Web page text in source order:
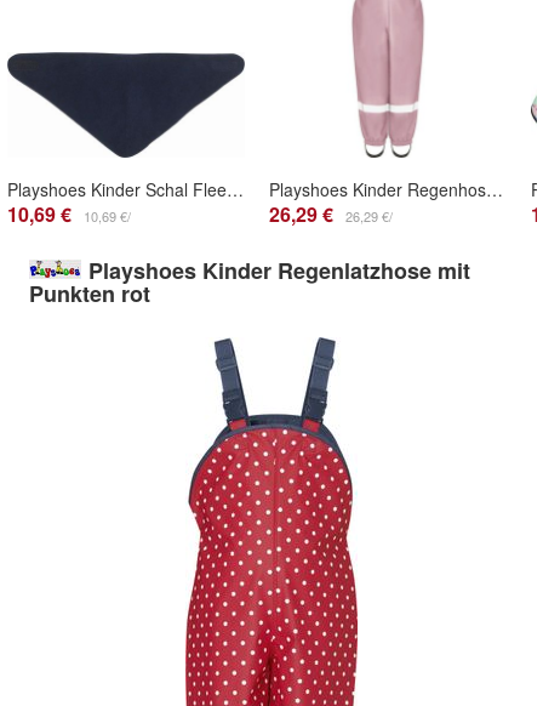
Playshoes Kinder Schal Fleece-Dreieckstuch
10,69 € 10,69 €/
Playshoes Kinder Regenhose Regenlatzhose uni
26,29 € 26,29 €/
Playshoes Kinder Regenlatzhose mit
Punkten rot